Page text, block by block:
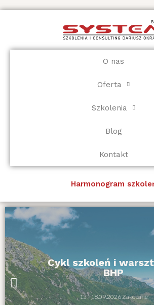
Przejdź
O nas
Oferta
Szkolenia
Blog
Kontakt
Harmonogram
Cykl szkoleń i
BHP
15 - 18.09.2026 Zakopane